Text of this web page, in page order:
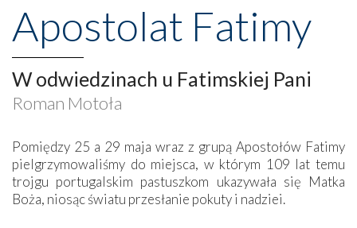
Apostolat Fatimy
W odwiedzinach u Fatimskiej Pani
Roman Motoła
Pomiędzy 25 a 29 maja wraz z grupą Apostołów Fatimy
pielgrzymowaliśmy do miejsca, w którym 109 lat temu
trojgu portugalskim pastuszkom ukazywała się Matka
Boża, niosąc światu przesłanie pokuty i nadziei.